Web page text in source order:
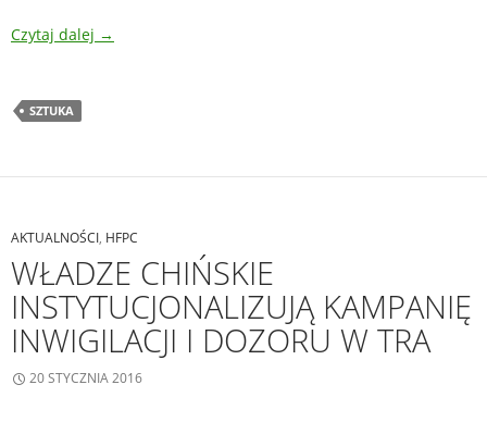
Czytaj dalej →
SZTUKA
AKTUALNOŚCI, HFPC
WŁADZE CHIŃSKIE
INSTYTUCJONALIZUJĄ KAMPANIĘ
INWIGILACJI I DOZORU W TRA
20 STYCZNIA 2016